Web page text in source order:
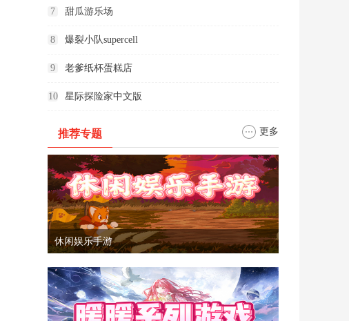
7 甜瓜游乐场
8 爆裂小队supercell
9 老爹纸杯蛋糕店
10 星际探险家中文版
推荐专题 更多
休闲娱乐手游